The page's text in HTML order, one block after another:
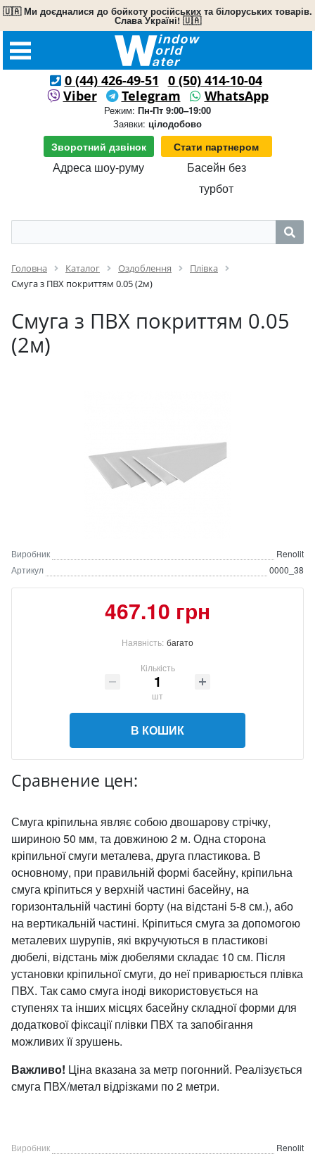
🇺🇦 Ми доєдналися до бойкоту російських та білоруських товарів.
Слава Україні! 🇺🇦
0 (44) 426-49-51
0 (50) 414-10-04
Viber
Telegram WhatsApp
Режим: Пн-Пт 9:00–19:00
Заявки: цілодобово
Зворотний дзвінок Стати партнером
Адреса шоу-руму
Басейн без
турбот
Головна Каталог Оздоблення
Плівка
Смуга з ПВХ покриттям 0.05 (2м)
Смуга з ПВХ покриттям 0.05
(2м)
Виробник
Renolit
Артикул
0000_38
467.10 грн
Наявність: багато
Кількість
шт
В КОШИК
Сравнение цен:
Смуга кріпильна являє собою двошарову стрічку,
шириною 50 мм, та довжиною 2 м. Одна сторона
кріпильної смуги металева, друга пластикова. В
основному, при правильній формі басейну, кріпильна
смуга кріпиться у верхній частині басейну, на
горизонтальній частині борту (на відстані 5-8 см.), або
на вертикальній частині. Кріпиться смуга за допомогою
металевих шурупів, які вкручуються в пластикові
дюбелі, відстань між дюбелями складає 10 см. Після
установки кріпильної смуги, до неї приварюється плівка
ПВХ. Так само смуга іноді використовується на
ступенях та інших місцях басейну складної форми для
додаткової фіксації плівки ПВХ та запобігання
можливих її зрушень.
Важливо! Ціна вказана за метр погонний. Реалізується
смуга ПВХ/метал відрізками по 2 метри.
Виробник
Renolit